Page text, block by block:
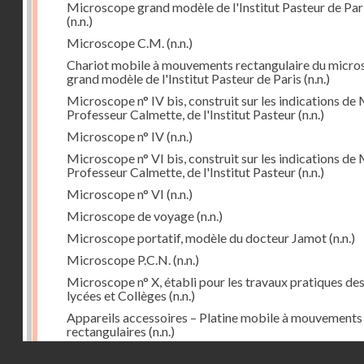
Microscope grand modèle de l'Institut Pasteur de
(n.n.)
Microscope C.M. (n.n.)
Chariot mobile à mouvements rectangulaire du
grand modèle de l'Institut Pasteur de Paris (n.n.)
Microscope n° IV bis, construit sur les indications de
Professeur Calmette, de l'Institut Pasteur(n.n.)
Microscope n° IV(n.n.)
Microscope n° VI bis, construit sur les indications de
Professeur Calmette, de l'Institut Pasteur(n.n.)
Microscope n° VI (n.n.)
Microscope de voyage(n.n.)
Microscope portatif, modèle du docteur Jamot(n.n.)
Microscope P.C.N. (n.n.)
Microscope n° X, établi pour les travaux pratiques des
lycées et Collèges (n.n.)
Appareils accessoires – Platine mobile à mouvements
rectangulaires (n.n.)